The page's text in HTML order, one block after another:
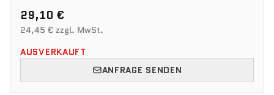
29,10 €
24,45 € zzgl. MwSt.
AUSVERKAUFT
ANFRAGE SENDEN